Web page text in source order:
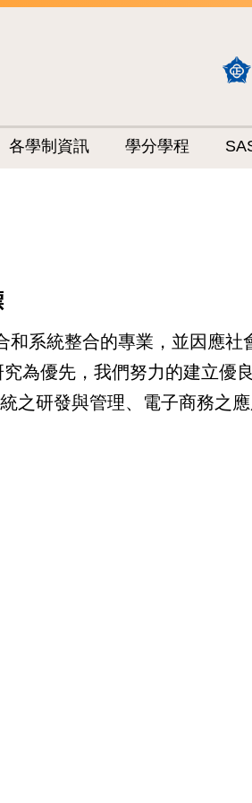
各學制資訊 學分學程
系統整合的專業，並因應社
為優先，我們努力的建立優
之研發與管理、電子商務之